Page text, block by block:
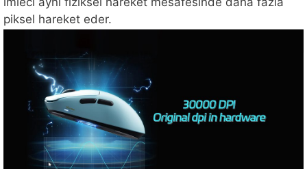
piksel hareket eder.